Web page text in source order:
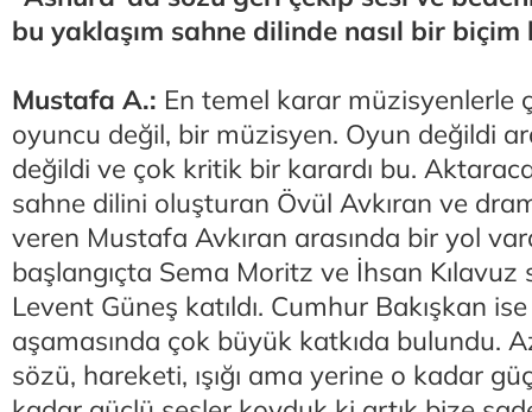
bu yaklaşım sahne dilinde nasıl bir biçim
Mustafa A.: En temel karar müzisyenlerle
oyuncu değil, bir müzisyen. Oyun değildi
değildi ve çok kritik bir karardı bu.
sahne dilini oluşturan Övül Avkıran ve
veren Mustafa Avkıran arasında bir yol
başlangıçta Sema Moritz ve İhsan Kılavuz
Levent Güneş katıldı. Cumhur Bakışkan
aşamasında çok büyük katkıda bulundu.
sözü, hareketi, ışığı ama yerine o kadar